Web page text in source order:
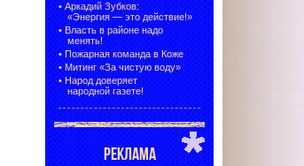
• Аркадий Зубков:
«Энергия — это действие!»
• Власть в районе надо
менять!
• Пожарная команда в Коже
• Митинг «За чистую воду»
• Народ доверяет
народной газете!
РЕКЛАМА